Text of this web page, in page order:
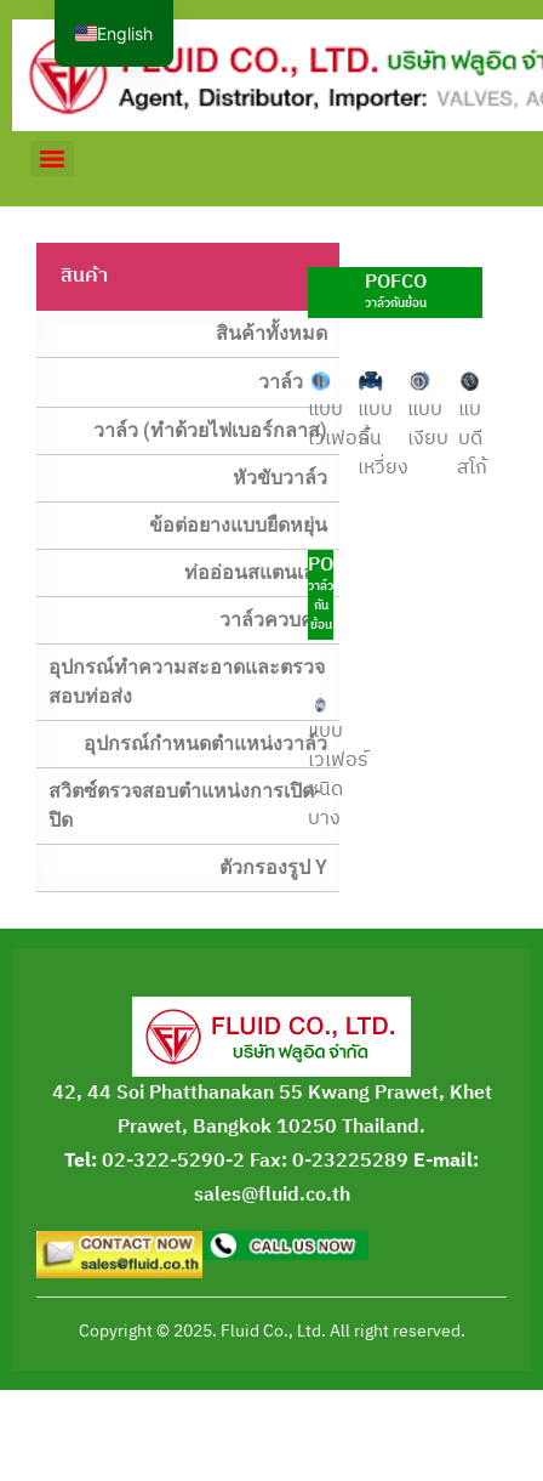
สินค้า
สินค้าทั้งหมด
วาล์ว
วาล์ว (ทำด้วยไฟเบอร์กลาส)
หัวขับวาล์ว
ข้อต่อยางแบบยืดหยุ่น
ท่ออ่อนสแตนเลส
วาล์วควบคุม
อุปกรณ์ทำความสะอาดและตรวจ
สอบท่อส่ง
อุปกรณ์กำหนดตำแหน่งวาล์ว
สวิตซ์ตรวจสอบตำแหน่งการเปิด-
ปิด
ตัวกรองรูป Y
POFCO
วาล์วกันย้อน
แบบ
เวเฟอร์
แบบ
ลิ้น
เหวี่ยง
แบบ
เงียบ
แบ
บดี
สโก้
POFCO
วาล์ว
กัน
ย้อน
แบบ
เวเฟอร์
ชนิด
บาง
42, 44 Soi Phatthanakan 55 Kwang Prawet, Khet
Prawet, Bangkok 10250 Thailand.
Tel:02-322-5290-2 Fax: 0-23225289 E-mail:
sales@fluid.co.th
Copyright © 2025. Fluid Co., Ltd. All right reserved.
English